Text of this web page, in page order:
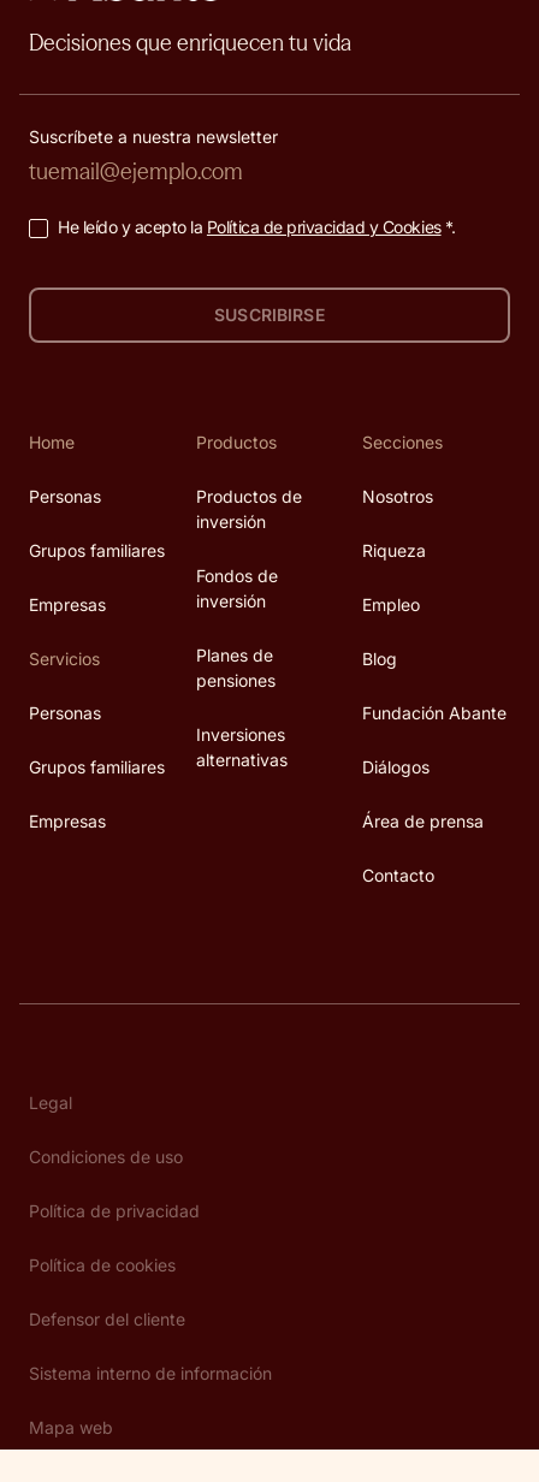
Decisiones que enriquecen tu vida
Suscríbete a nuestra newsletter
He leído y acepto la Política de privacidad y Cookies*.
SUSCRIBIRSE
Home
Personas
Grupos familiares
Empresas
Servicios
Personas
Grupos familiares
Empresas
Productos
Productos de
inversión
Fondos de
inversión
Planes de
pensiones
Inversiones
alternativas
Secciones
Nosotros
Riqueza
Empleo
Blog
Fundación Abante
Diálogos
Área de prensa
Contacto
Legal
Condiciones de uso
Política de privacidad
Política de cookies
Defensor del cliente
Sistema interno de información
Mapa web